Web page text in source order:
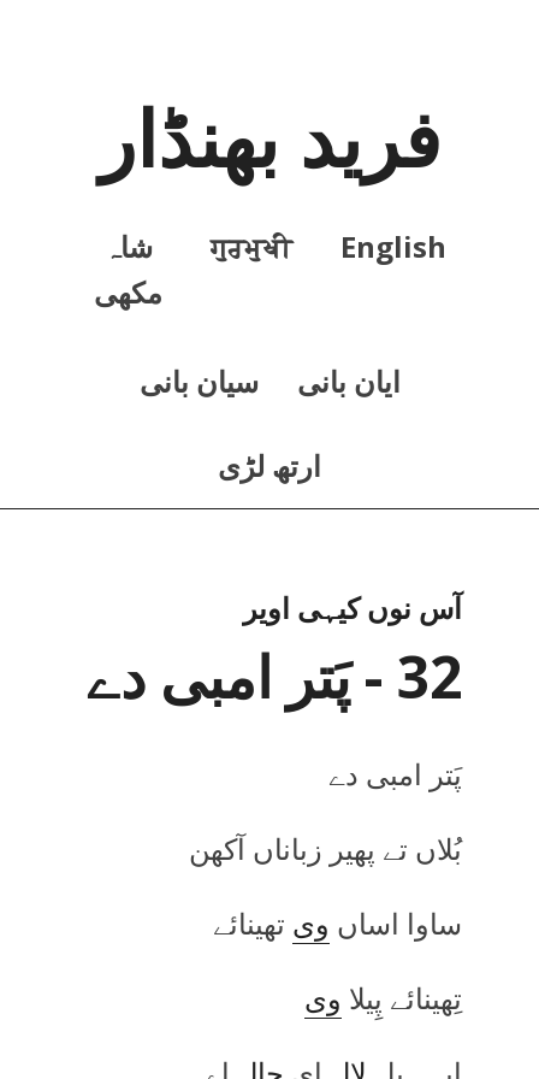
فرید بھنڈار
English
ਗੁਰਮੁਖੀ
شاہ
مکھی
ايان بانی سيان بانی
ارتھ لڑی
آس نوں کیہی اویر
32 - پَتر امبی دے
پَتر امبی دے
بُلاں تے پھیر زباناں آکھن
ساوا اساں وی تھینائے
تِھینائے پِیلا وی